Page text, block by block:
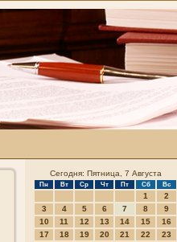
Сегодня: Пятница, 7 Августа
Пн Вт Ср Чт Пт Сб Вс
1
2
3
4 5 6 7 8
9
10
11 12 13 14 15
16
17
18 19 20 21 22
23